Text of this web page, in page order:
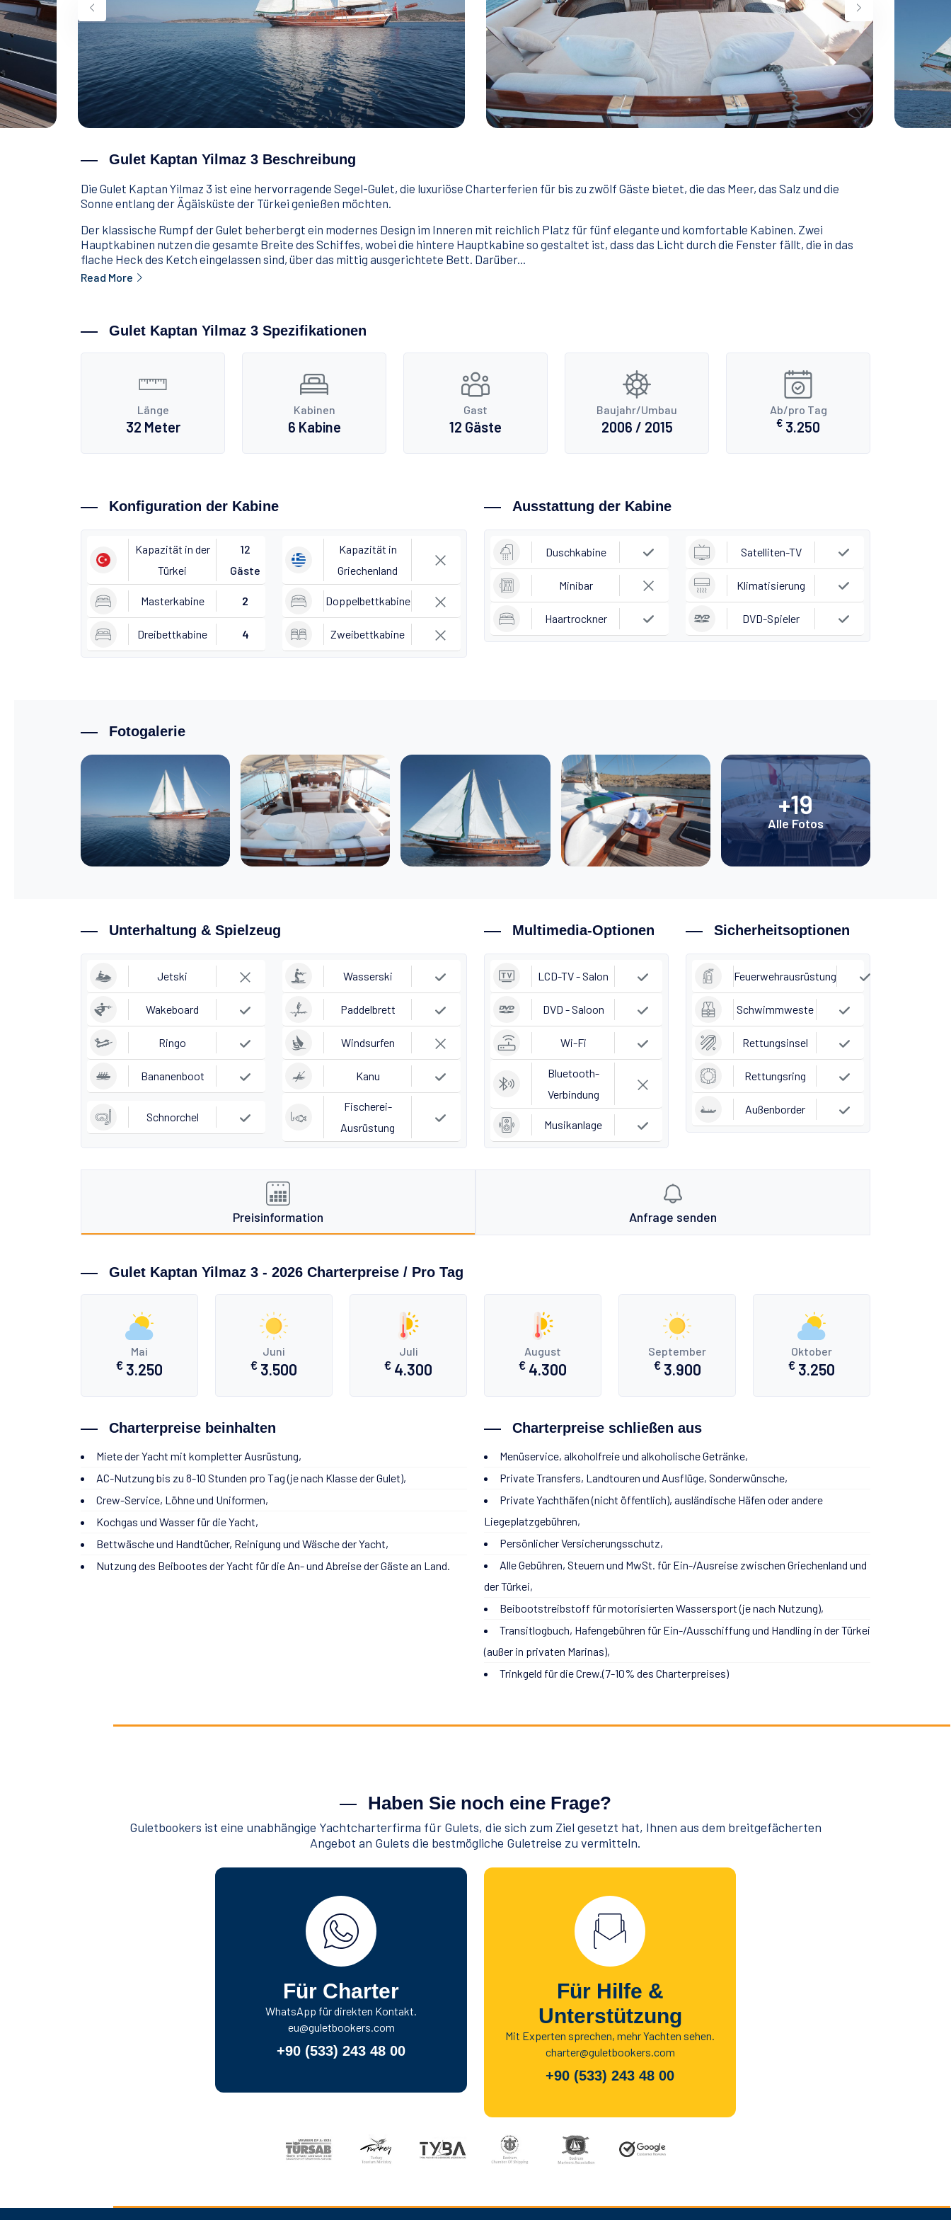
Gulet Kaptan Yilmaz 3 Beschreibung
Die Gulet Kaptan Yilmaz 3 ist eine hervorragende Segel-Gulet, die luxuriöse Charterferien für bis zu zwölf Gäste bietet, die das Meer, das Salz und die
Sonne entlang der Ägäisküste der Türkei genießen möchten.
Der klassische Rumpf der Gulet beherbergt ein modernes Design im Inneren mit reichlich Platz für fünf elegante und komfortable Kabinen. Zwei
Hauptkabinen nutzen die gesamte Breite des Schiffes, wobei die hintere Hauptkabine so gestaltet ist, dass das Licht durch die Fenster fällt, die in das
flache Heck des Ketch eingelassen sind, über das mittig ausgerichtete Bett. Darüber...
Read More
Gulet Kaptan Yilmaz 3 Spezifikationen
Länge
32 Meter
Kabinen
6 Kabine
Gast
12 Gäste
Baujahr/Umbau
2006 / 2015
Ab/pro Tag
€ 3.250
Konfiguration der Kabine
Kapazität in der
Türkei
12
Gäste
Kapazität in
Griechenland
Masterkabine 2 Doppelbettkabine
Dreibettkabine 4 Zweibettkabine
Ausstattung der Kabine
Duschkabine Satelliten-TV
Minibar Klimatisierung
Haartrockner DVD-Spieler
Fotogalerie
+19
Alle Fotos
Unterhaltung & Spielzeug
Jetski Wasserski
Wakeboard Paddelbrett
Ringo Windsurfen
Bananenboot Kanu
Schnorchel
Fischerei-
Ausrüstung
Multimedia-Optionen
LCD-TV - Salon
DVD - Saloon
Wi-Fi
Bluetooth-
Verbindung
Musikanlage
Sicherheitsoptionen
Feuerwehrausrüstung
Schwimmweste
Rettungsinsel
Rettungsring
Außenborder
Preisinformation Anfrage senden
Gulet Kaptan Yilmaz 3 - 2026 Charterpreise / Pro Tag
Mai
€ 3.250
Juni
€ 3.500
Juli
€ 4.300
August
€ 4.300
September
€3.900
Oktober
€ 3.250
Charterpreise beinhalten
Miete der Yacht mit kompletter Ausrüstung,
AC-Nutzung bis zu 8-10 Stunden pro Tag (je nach Klasse der Gulet),
Crew-Service, Löhne und Uniformen,
Kochgas und Wasser für die Yacht,
Bettwäsche und Handtücher, Reinigung und Wäsche der Yacht,
Nutzung des Beibootes der Yacht für die An- und Abreise der Gäste an Land.
Charterpreise schließen aus
Menüservice, alkoholfreie und alkoholische Getränke,
Private Transfers, Landtouren und Ausflüge, Sonderwünsche,
Private Yachthäfen (nicht öffentlich), ausländische Häfen oder andere
Liegeplatzgebühren,
Persönlicher Versicherungsschutz,
Alle Gebühren, Steuern und MwSt. für Ein-/Ausreise zwischen Griechenland und
der Türkei,
Beibootstreibstoff für motorisierten Wassersport (je nach Nutzung),
Transitlogbuch, Hafengebühren für Ein-/Ausschiffung und Handling in der Türkei
(außer in privaten Marinas),
Trinkgeld für die Crew.(7-10% des Charterpreises)
Haben Sie noch eine Frage?
Guletbookers ist eine unabhängige Yachtcharterfirma für Gulets, die sich zum Ziel gesetzt hat, Ihnen aus dem breitgefächerten
Angebot an Gulets die bestmögliche Guletreise zu vermitteln.
Für Charter
WhatsApp für direkten Kontakt.
eu@guletbookers.com
+90 (533) 243 48 00
Für Hilfe &
Unterstützung
Mit Experten sprechen, mehr Yachten sehen.
charter@guletbookers.com
+90 (533) 243 48 00